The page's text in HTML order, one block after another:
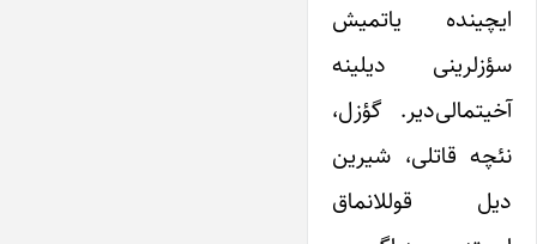
ایچینده یاتمیش
سؤزلرینی دیلینه
آخیتمالی‌دیر. گؤزل،
نئچه قاتلی، شیرین
دیل قوللانماق